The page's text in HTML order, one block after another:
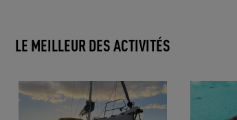
LE MEILLEUR DES ACTIVITÉS